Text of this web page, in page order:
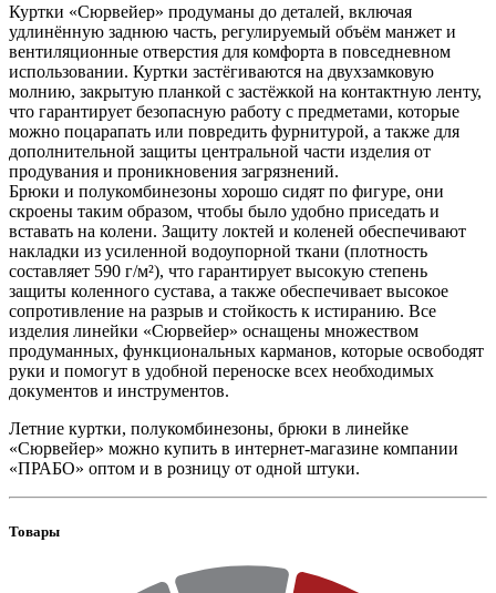
Куртки «Сюрвейер» продуманы до деталей, включая
удлинённую заднюю часть, регулируемый объём манжет и
вентиляционные отверстия для комфорта в повседневном
использовании. Куртки застёгиваются на двухзамковую
молнию, закрытую планкой с застёжкой на контактную ленту,
что гарантирует безопасную работу с предметами, которые
можно поцарапать или повредить фурнитурой, а также для
дополнительной защиты центральной части изделия от
продувания и проникновения загрязнений.
Брюки и полукомбинезоны хорошо сидят по фигуре, они
скроены таким образом, чтобы было удобно приседать и
вставать на колени. Защиту локтей и коленей обеспечивают
накладки из усиленной водоупорной ткани (плотность
составляет 590 г/м²), что гарантирует высокую степень
защиты коленного сустава, а также обеспечивает высокое
сопротивление на разрыв и стойкость к истиранию. Все
изделия линейки «Сюрвейер» оснащены множеством
продуманных, функциональных карманов, которые освободят
руки и помогут в удобной переноске всех необходимых
документов и инструментов.
Летние куртки, полукомбинезоны, брюки в линейке
«Сюрвейер» можно купить в интернет-магазине компании
«ПРАБО» оптом и в розницу от одной штуки.
Товары